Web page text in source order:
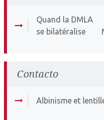
Quand la DMLA
se bilatéralise
Contacto
Albinisme et